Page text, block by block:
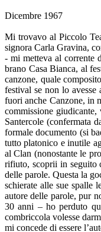
Dicembre 1967
Mi trovavo al Piccolo
signora Carla Gravina,
- mi metteva al corrente
brano Casa Bianca, al
canzone, quale
festival se non lo avesse
fuori anche Canzone, in
commissione
Santercole (confermata
formale documento (si
tutto platonico e inutile
al Clan (nonostante le
rifiuto, scoprii in seguito
delle parole. Questa la
schierate alle sue spalle
autore delle parole, pur
30 anni – ho perduto
combriccola volesse
mi concede di essere